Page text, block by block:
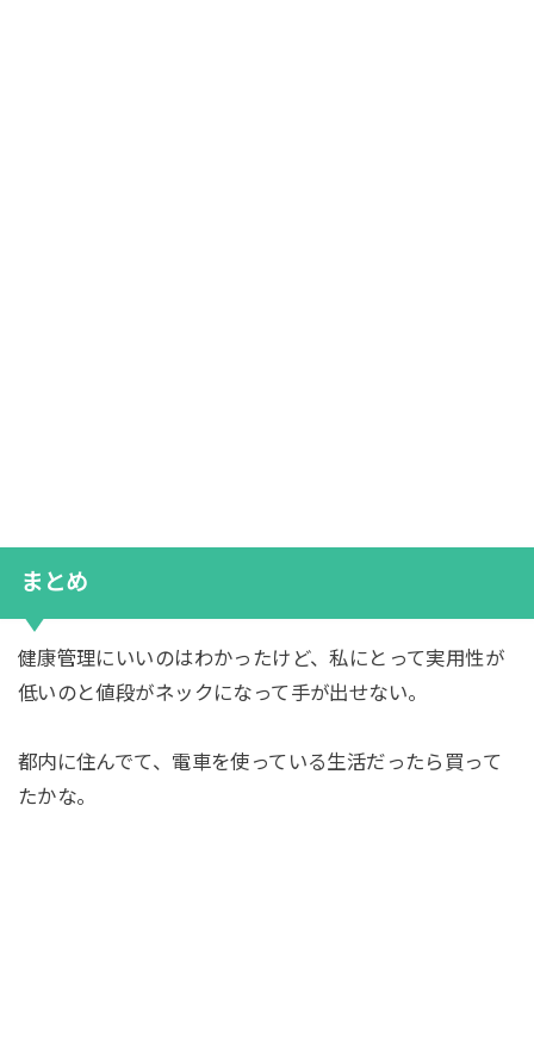
まとめ
健康管理にいいのはわかったけど、私にとって実用性が
低いのと値段がネックになって手が出せない。
都内に住んでて、電車を使っている生活だったら買って
たかな。